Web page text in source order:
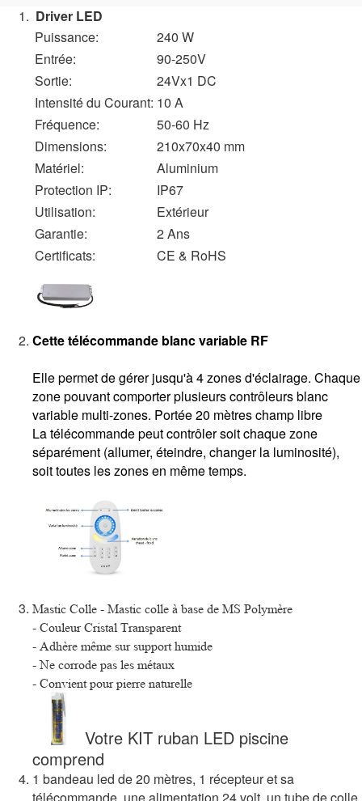
mètre
tension d'alimentation
24 volts constant
étanchéité
et Chlore
ip 68
dimension bandeau LED
20 mètres
largueur
14.5 millimètres
épaisseur
6.5 millimètres
Conformité norme
CE & RoHS
garantie
2 ans
Driver LED
Puissance:
240 W
Entrée:
90-250V
Sortie:
24Vx1 DC
Intensité du Courant: 10 A
Fréquence:
50-60 Hz
Dimensions:
210x70x40 mm
Matériel:
Aluminium
Protection IP:
IP67
Utilisation:
Extérieur
Garantie:
2 Ans
Certificats:
CE & RoHS
Cette télécommande blanc variable RF
Elle permet de gérer jusqu'à 4 zones d'éclairage. Chaque
zone pouvant comporter plusieurs contrôleurs blanc
variable multi-zones. Portée 20 mètres champ libre
La télécommande peut contrôler soit chaque zone
séparément (allumer, éteindre, changer la luminosité),
soit toutes les zones en même temps.
Mastic Colle - Mastic colle à base de MS Polymère
- Couleur Cristal Transparent
- Adhère même sur support humide
- Ne corrode pas les métaux
- Convient pour pierre naturelle
Votre KIT ruban LED piscine
comprend
1 bandeau led de 20 mètres, 1 récepteur et sa
télécommande, une alimentation 24 volt, un tube de colle